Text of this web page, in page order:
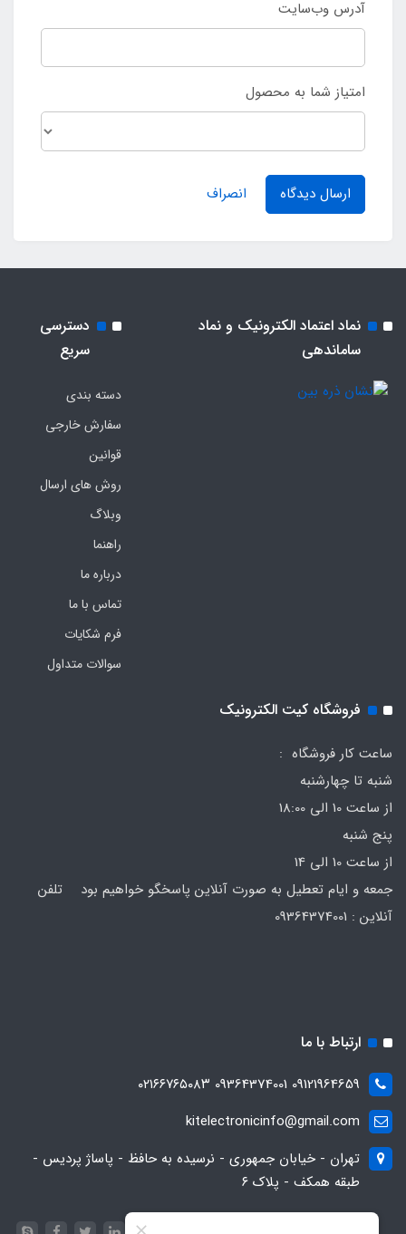
آدرس وب‌سایت
امتیاز شما به محصول
ارسال دیدگاه انصراف
نماد اعتماد الکترونیک و نماد
ساماندهی
دسترسی
سریع
دسته بندی
سفارش خارجی
قوانین
روش های ارسال
وبلاگ
راهنما
درباره ما
تماس با ما
فرم‌ شکایات
سوالات متداول
فروشگاه کیت الکترونیک
ساعت کار فروشگاه :
شنبه تا چهارشنبه
از ساعت 10 الی 18:00
پنج شنبه
از ساعت 10 الی 14
جمعه و ایام تعطیل به صورت آنلاین پاسخگو خواهیم بود تلفن
ارتباط با ما
09121964659 09364374001 ۰۲۱۶۶۷۶۵۰۸۳
kitelectronicinfo@gmail.com
تهران - خیابان جمهوری - نرسیده به حافظ - پاساژ پردیس -
طبقه همکف - پلاک ۶